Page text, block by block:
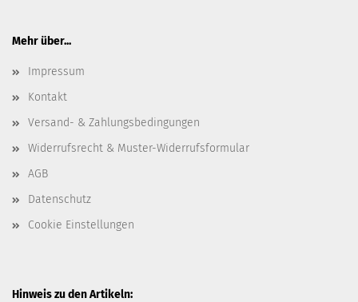
Mehr über...
Impressum
Kontakt
Versand- & Zahlungsbedingungen
Widerrufsrecht & Muster-Widerrufsformular
AGB
Datenschutz
Cookie Einstellungen
Hinweis zu den Artikeln: